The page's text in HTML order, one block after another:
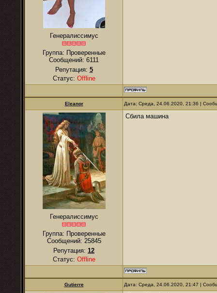
Генералиссимус
Группа: Проверенные
Сообщений: 6111
Репутация: 5
Статус: Offline
Eleanor Дата: Среда, 24.06.2020, 21:36 |
Генералиссимус
Группа: Проверенные
Сообщений: 25845
Репутация: 12
Статус: Offline
Сбила машина
Gutierre Дата: Среда, 24.06.2020, 21:47 |